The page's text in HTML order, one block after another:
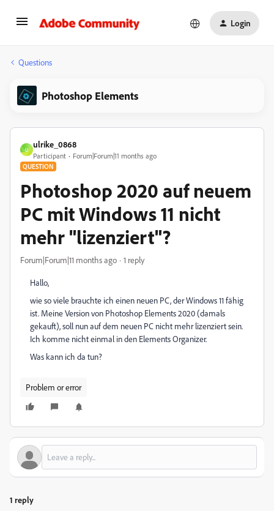
Login
Questions
Photoshop Elements
U
ulrike_0868
Participant Forum|Forum|11 months ago
QUESTION
Photoshop 2020 auf neuem
PC mit Windows 11 nicht
mehr "lizenziert"?
Forum|Forum|11 months ago 1 reply
Hallo,
wie so viele brauchte ich einen neuen PC, der Windows 11 fähig
ist. Meine Version von Photoshop Elements 2020 (damals
gekauft), soll nun auf dem neuen PC nicht mehr lizenziert sein.
Ich komme nicht einmal in den Elements Organizer.
Was kann ich da tun?
Problem or error
1 reply